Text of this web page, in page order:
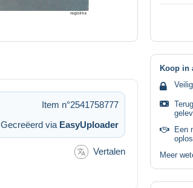
Item n°2541758777
Gecreëerd via EasyUploader
Vertalen
Koop in
Een
Meer